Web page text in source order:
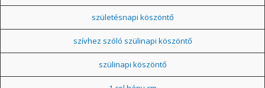
születésnapi köszöntő
szívhez szóló szülinapi köszöntő
szülinapi köszöntő